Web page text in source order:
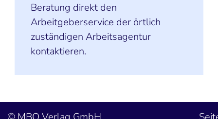
Beratung direkt den
Arbeitgeberservice der örtlich
zuständigen Arbeitsagentur
kontaktieren.